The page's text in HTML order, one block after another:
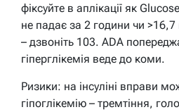
фіксуйте в аплікації як
не падає за 2 години чи
– дзвоніть 103. ADA
гіперглікемія веде до коми.
Ризики: на інсуліні вправи
гіпоглікемію – тремтіння,